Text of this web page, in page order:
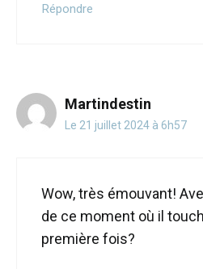
Répondre
Martindestin
Le 21 juillet 2024 à 6h57
Wow, très émouvant!
de ce moment où il
première fois?